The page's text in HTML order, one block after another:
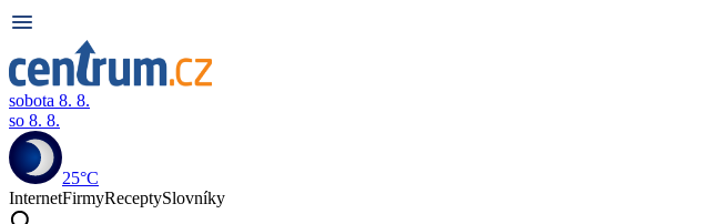
sobota 8. 8.
so 8. 8.
25°C
InternetFirmyReceptySlovníky